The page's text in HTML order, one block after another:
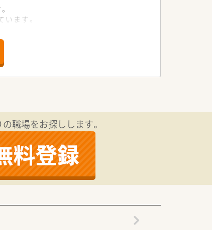
ます。
ススメです。
き方で勤務できます。
職場をお探しします。